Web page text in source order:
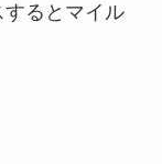
るとマイル